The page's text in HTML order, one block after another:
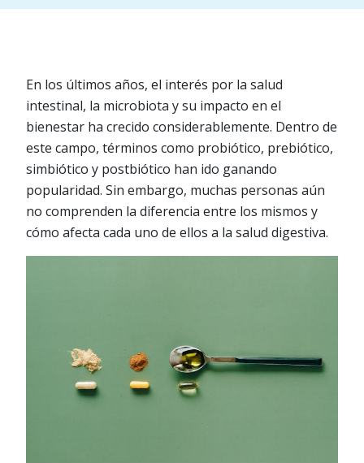
En los últimos años, el interés por la salud
intestinal, la microbiota y su impacto en el
bienestar ha crecido considerablemente. Dentro de
este campo, términos como probiótico, prebiótico,
simbiótico y postbiótico han ido ganando
popularidad. Sin embargo, muchas personas aún
no comprenden la diferencia entre los mismos y
cómo afecta cada uno de ellos a la salud digestiva.